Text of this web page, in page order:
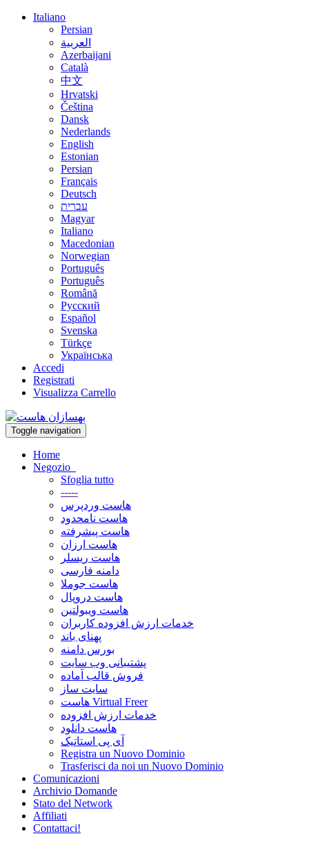
Italiano
Persian
العربية
Azerbaijani
Català
中文
Hrvatski
Čeština
Dansk
Nederlands
English
Estonian
Persian
Français
Deutsch
עברית
Magyar
Italiano
Macedonian
Norwegian
Português
Português
Română
Русский
Español
Svenska
Türkçe
Українська
Accedi
Registrati
Visualizza Carrello
Toggle navigation
Home
Negozio
Sfoglia tutto
-----
هاست وردپرس
هاست نامحدود
هاست پیشرفته
هاست ارزان
هاست ریسلر
دامنه فارسی
هاست جوملا
هاست دروپال
هاست ویبولتین
خدمات ارزش افزوده کاربران
پهنای باند
بورس دامنه
پشتیبانی وب سایت
فروش قالب آماده
سایت ساز
هاست Virtual Freer
خدمات ارزش افزوده
هاست دانلود
آی پی استاتیک
Registra un Nuovo Dominio
Trasferisci da noi un Nuovo Dominio
Comunicazioni
Archivio Domande
Stato del Network
Affiliati
Contattaci!